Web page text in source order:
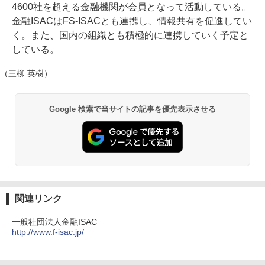
4600社を超える金融機関が会員となって活動している。
金融ISACはFS-ISACとも連携し、情報共有を促進してい
く。また、国内の組織とも積極的に連携していく予定と
している。
（三柳 英樹）
Google 検索で当サイトの記事を優先表示させる
関連リンク
一般社団法人金融ISAC
http://www.f-isac.jp/